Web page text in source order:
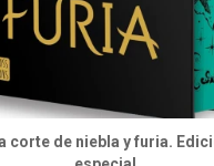
corte de niebla y furia.